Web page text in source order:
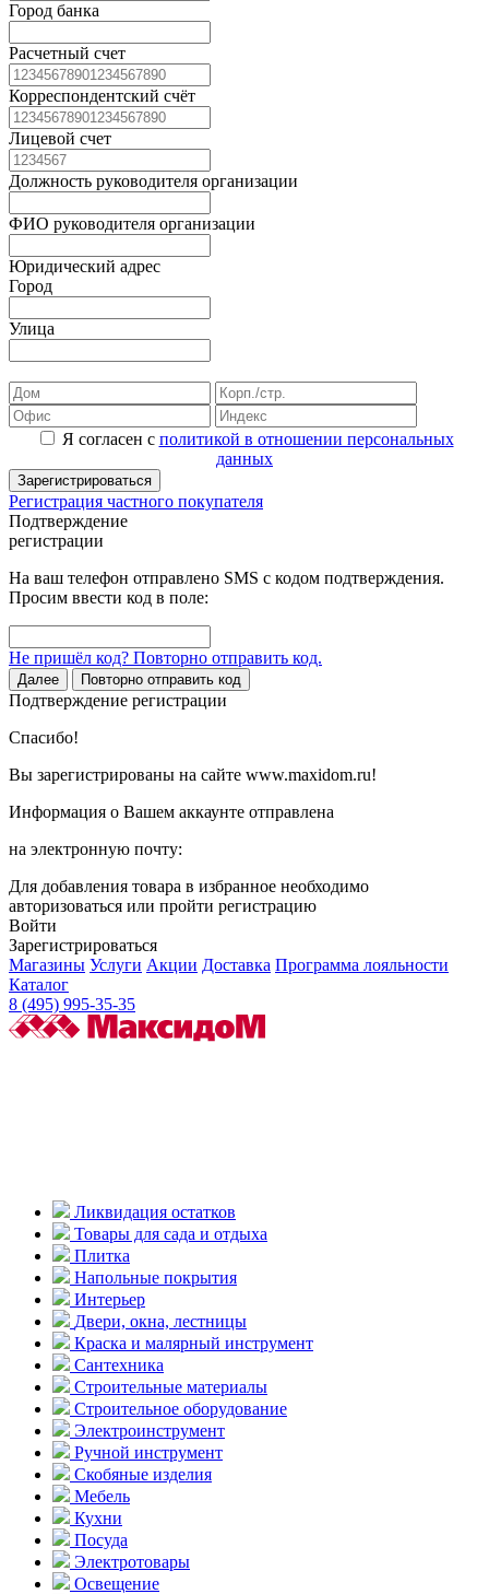
Город банка
Расчетный счет
Корреспондентский счёт
Лицевой счет
Должность руководителя организации
ФИО руководителя организации
Юридический адрес
Город
Улица
Я согласен с политикой в отношении персональных
данных
Зарегистрироваться
Регистрация частного покупателя
Подтверждение
регистрации
На ваш телефон отправлено SMS с кодом подтверждения.
Просим ввести код в поле:
Не пришёл код? Повторно отправить код.
Далее Повторно отправить код
Подтверждение регистрации
Спасибо!
Вы зарегистрированы на сайте www.maxidom.ru!
Информация о Вашем аккаунте отправлена
на электронную почту:
Для добавления товара в избранное необходимо
авторизоваться или пройти регистрацию
Войти
Зарегистрироваться
Магазины Услуги Акции Доставка Программа лояльности
Каталог
8 (495) 995-35-35
Ликвидация остатков
Товары для сада и отдыха
Плитка
Напольные покрытия
Интерьер
Двери, окна, лестницы
Краска и малярный инструмент
Сантехника
Строительные материалы
Строительное оборудование
Электроинструмент
Ручной инструмент
Скобяные изделия
Мебель
Кухни
Посуда
Электротовары
Освещение